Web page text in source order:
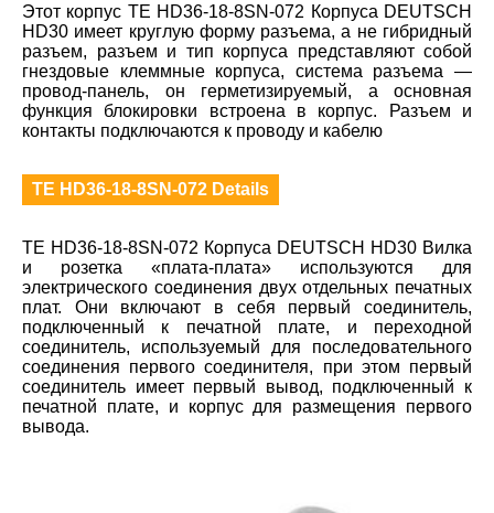
Этот корпус TE HD36-18-8SN-072 Корпуса DEUTSCH
HD30 имеет круглую форму разъема, а не гибридный
разъем, разъем и тип корпуса представляют собой
гнездовые клеммные корпуса, система разъема —
провод-панель, он герметизируемый, а основная
функция блокировки встроена в корпус. Разъем и
контакты подключаются к проводу и кабелю
TE HD36-18-8SN-072 Details
TE HD36-18-8SN-072 Корпуса DEUTSCH HD30 Вилка
и розетка «плата-плата» используются для
электрического соединения двух отдельных печатных
плат. Они включают в себя первый соединитель,
подключенный к печатной плате, и переходной
соединитель, используемый для последовательного
соединения первого соединителя, при этом первый
соединитель имеет первый вывод, подключенный к
печатной плате, и корпус для размещения первого
вывода.